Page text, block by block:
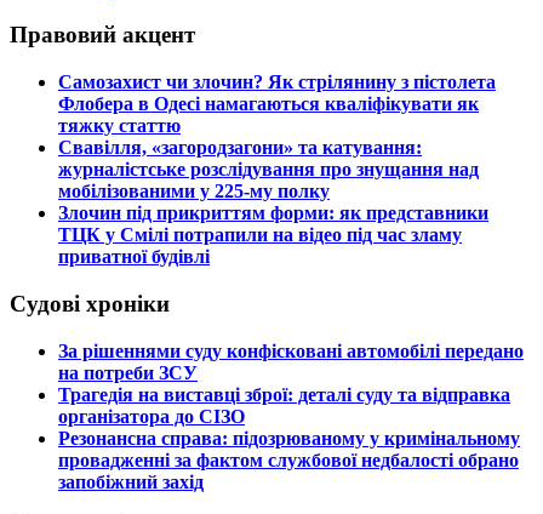
Правовий акцент
​Самозахист чи злочин? Як стрілянину з пістолета
Флобера в Одесі намагаються кваліфікувати як
тяжку статтю
​Свавілля, «загородзагони» та катування:
журналістське розслідування про знущання над
мобілізованими у 225-му полку
​Злочин під прикриттям форми: як представники
ТЦК у Смілі потрапили на відео під час зламу
приватної будівлі
Судові хроніки
​За рішеннями суду конфісковані автомобілі передано
на потреби ЗСУ
​Трагедія на виставці зброї: деталі суду та відправка
організатора до СІЗО
​Резонансна справа: підозрюваному у кримінальному
провадженні за фактом службової недбалості обрано
запобіжний захід